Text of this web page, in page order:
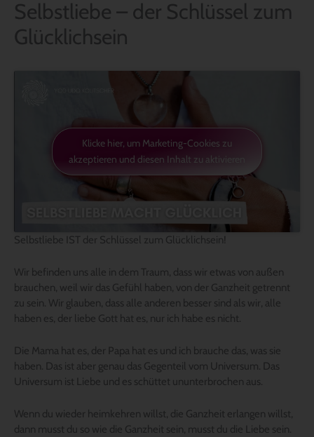
Selbstliebe – der Schlüssel zum
Glücklichsein
Klicke hier, um Marketing-Cookies zu
akzeptieren und diesen Inhalt zu aktivieren
Selbstliebe IST der Schlüssel zum Glücklichsein!
Wir befinden uns alle in dem Traum, dass wir etwas von außen
brauchen, weil wir das Gefühl haben, von der Ganzheit getrennt
zu sein. Wir glauben, dass alle anderen besser sind als wir, alle
haben es, der liebe Gott hat es, nur ich habe es nicht.
Die Mama hat es, der Papa hat es und ich brauche das, was sie
haben. Das ist aber genau das Gegenteil vom Universum. Das
Universum ist Liebe und es schüttet ununterbrochen aus.
Wenn du wieder heimkehren willst, die Ganzheit erlangen willst,
dann musst du so wie die Ganzheit sein, musst du die Liebe sein.